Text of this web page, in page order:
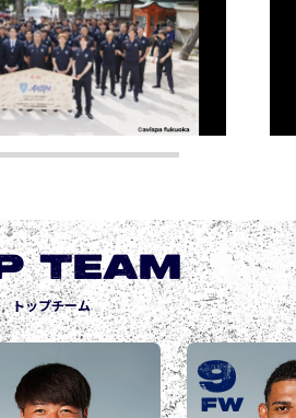
TEAM
トップチーム
城後 寿
JOGO Hisashi
10
FW